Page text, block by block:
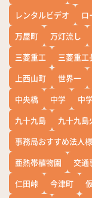
レンタルビデオ
ロ
万屋町
万灯流し
三菱重工
三菱重工
上西山町
世界一
中央橋
中学 中
九十九島
九十九島
事務局おすすめ法人
亜熱帯植物園
交通
仁田峠
今津町